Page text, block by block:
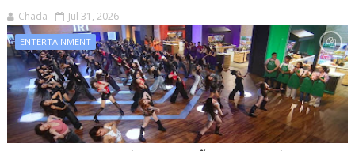
Chada Jul 31, 2026
ENTERTAINMENT